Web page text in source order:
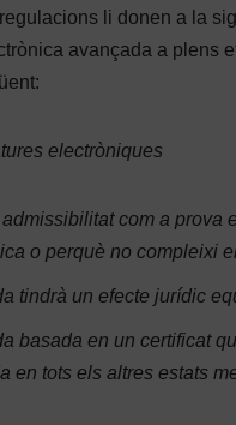
li donen a la
avançada a plens
electròniques
com a
o perquè no compleixi
tindrà un efecte jurídic
basada en un certificat
en tots els altres estats